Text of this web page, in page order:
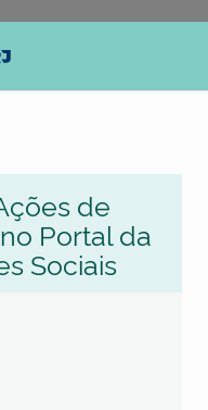
de
Portal da
Sociais